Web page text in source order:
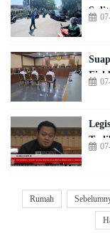
Sulit
Rumah